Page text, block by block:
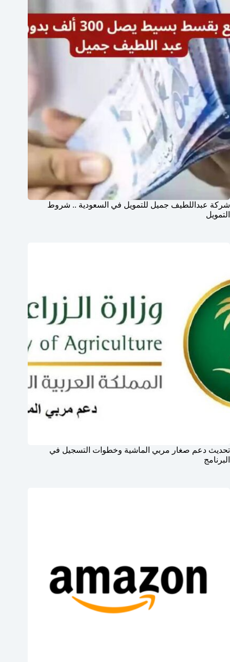
شركة عبداللطيف جميل للتمويل في السعودية .. شروط
التمويل
تحديث دعم صغار مربي الماشية وخطوات التسجيل في
البرنامج